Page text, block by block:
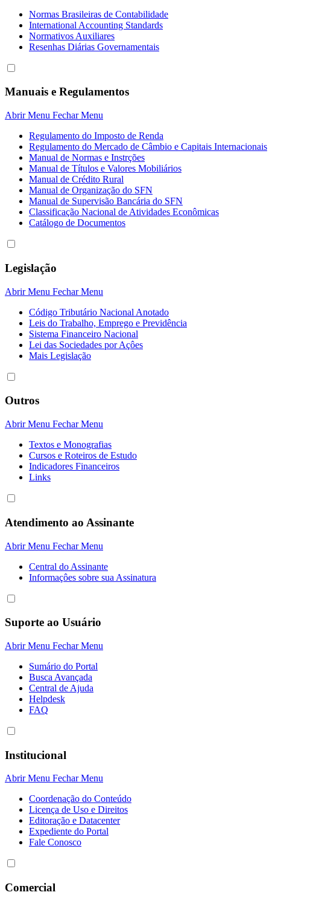
Normas Brasileiras de Contabilidade
International Accounting Standards
Normativos Auxiliares
Resenhas Diárias Governamentais
Manuais e Regulamentos
Abrir Menu Fechar Menu
Regulamento do Imposto de Renda
Regulamento do Mercado de Câmbio e Capitais Internacionais
Manual de Normas e Instrções
Manual de Títulos e Valores Mobiliários
Manual de Crédito Rural
Manual de Organização do SFN
Manual de Supervisão Bancária do SFN
Classificação Nacional de Atividades Econômicas
Catálogo de Documentos
Legislação
Abrir Menu Fechar Menu
Código Tributário Nacional Anotado
Leis do Trabalho, Emprego e Previdência
Sistema Financeiro Nacional
Lei das Sociedades por Açôes
Mais Legislação
Outros
Abrir Menu Fechar Menu
Textos e Monografias
Cursos e Roteiros de Estudo
Indicadores Financeiros
Links
Atendimento ao Assinante
Abrir Menu Fechar Menu
Central do Assinante
Informaçôes sobre sua Assinatura
Suporte ao Usuário
Abrir Menu Fechar Menu
Sumário do Portal
Busca Avançada
Central de Ajuda
Helpdesk
FAQ
Institucional
Abrir Menu Fechar Menu
Coordenação do Conteúdo
Licença de Uso e Direitos
Editoração e Datacenter
Expediente do Portal
Fale Conosco
Comercial